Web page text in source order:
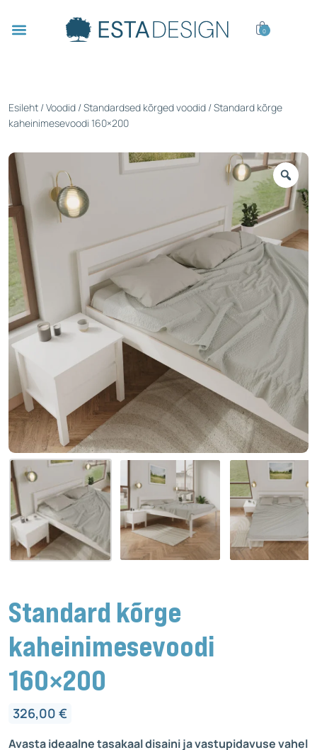
0
Esileht /Voodid /Standardsed kõrged voodid / Standard kõrge
kaheinimesevoodi 160×200
Standard kõrge
kaheinimesevoodi
160×200
326,00 €
Avasta ideaalne tasakaal disaini ja vastupidavuse vahel